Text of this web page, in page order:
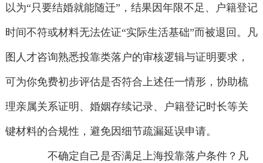
以为“只要结婚就能随迁”，结果因年限不足、户籍登记
时间不符或材料无法佐证“实际生活基础”而被退回。凡
图人才咨询熟悉投靠类落户的审核逻辑与证明要求，
可为你免费初步评估是否符合上述任一情形，协助梳
理亲属关系证明、婚姻存续记录、户籍登记时长等关
键材料的合规性，避免因细节疏漏延误申请。
不确定自己是否满足上海投靠落户条件？凡